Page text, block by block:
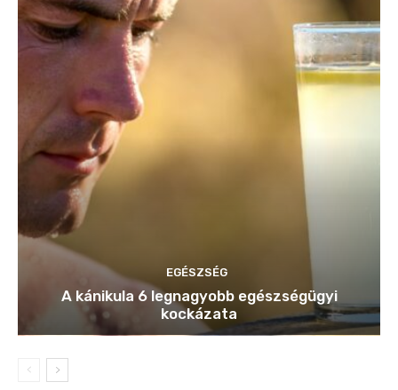
EGÉSZSÉG
A kánikula 6 legnagyobb egészségügyi
kockázata